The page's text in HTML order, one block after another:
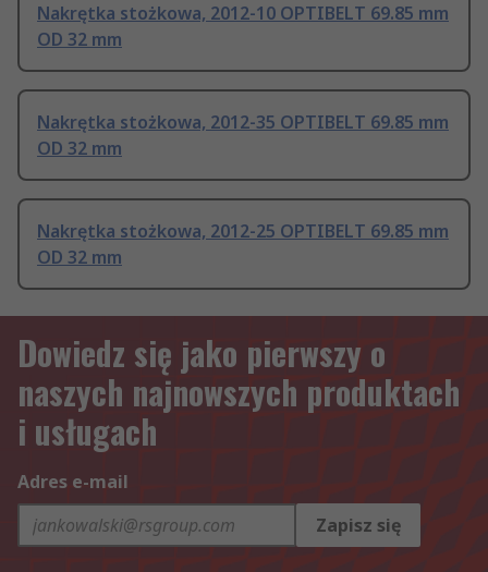
Nakrętka stożkowa, 2012-10 OPTIBELT 69.85 mm
OD 32 mm
Nakrętka stożkowa, 2012-35 OPTIBELT 69.85 mm
OD 32 mm
Nakrętka stożkowa, 2012-25 OPTIBELT 69.85 mm
OD 32 mm
Dowiedz się jako pierwszy o
naszych najnowszych produktach
i usługach
Adres e-mail
Zapisz się